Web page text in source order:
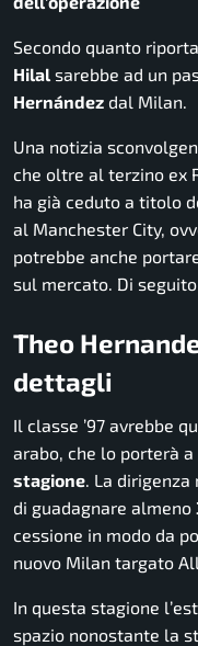
Secondo quanto
Hilal sarebbe ad un
Hernández dal Milan.
Una notizia
che oltre al terzino ex
ha già ceduto a titolo
al Manchester City,
potrebbe anche
sul mercato. Di
Theo
dettagli
Il classe ’97 avrebbe
arabo, che lo porterà a
stagione . La
di guadagnare almeno
cessione in modo da
nuovo Milan targato
In questa stagione
spazio nonostante la